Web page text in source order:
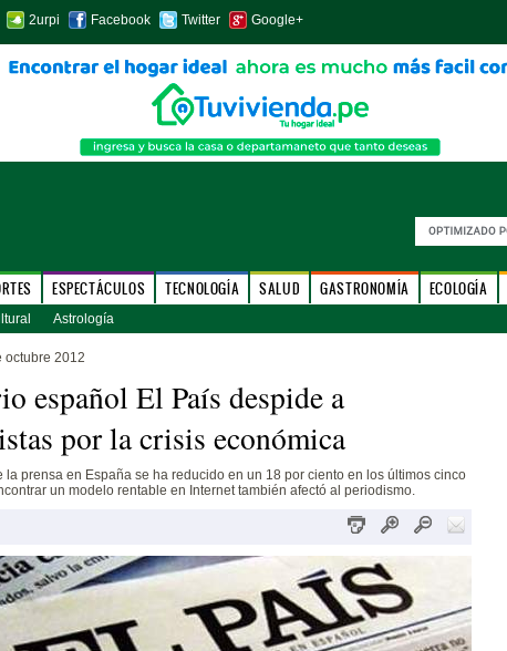
2urpi Facebook Twitter Google+
ESPECTÁCULOS TECNOLOGÍA SALUD GASTRONOMÍA ECOLOGÍA
Astrología
octubre 2012
español El País despide a
por la crisis económica
la prensa en España se ha reducido en un 18 por ciento en los últimos cinco
un modelo rentable en Internet también afectó al periodismo.